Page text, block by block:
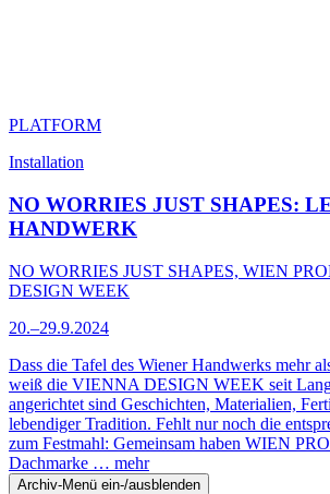
PLATFORM
Installation
NO WORRIES JUST SHAPES:
HANDWERK
NO WORRIES JUST SHAPES, WIEN
DESIGN WEEK
20.–29.9.2024
Dass die Tafel des Wiener Handwerks mehr
weiß die VIENNA DESIGN WEEK seit
angerichtet sind Geschichten, Materialien,
lebendiger Tradition. Fehlt nur noch die
zum Festmahl: Gemeinsam haben WIEN
Dachmarke … mehr
Archiv-Menü ein-/ausblenden